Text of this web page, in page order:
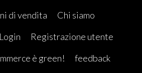
di vendita
Chi siamo
Login
Registrazione utente
è green!
feedback